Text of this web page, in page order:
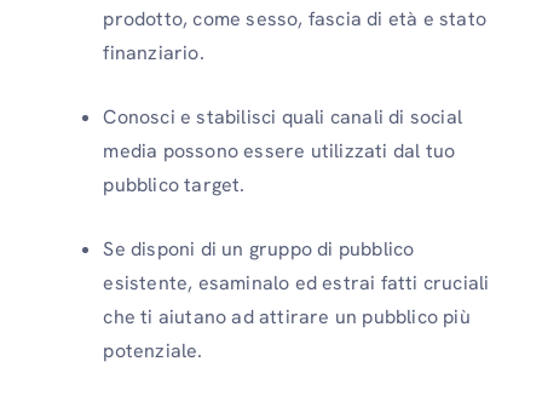
prodotto, come sesso, fascia di età e stato
finanziario.
Conosci e stabilisci quali canali di social
media possono essere utilizzati dal tuo
pubblico target.
Se disponi di un gruppo di pubblico
esistente, esaminalo ed estrai fatti cruciali
che ti aiutano ad attirare un pubblico più
potenziale.